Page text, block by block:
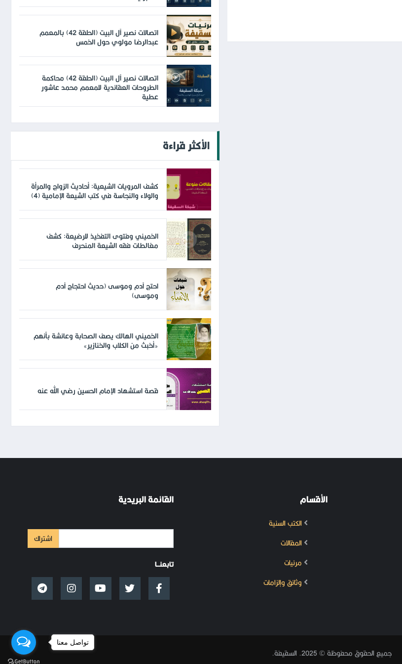
اتصالات نصير آل البيت (الحلقة 42) بالمعمم
عبدالرضا مولوي حول الخمس
اتصالات نصير آل البيت (الحلقة 42) محاكمة
الطروحات العقائدية للمعمم محمد عاشور
عطية
الأكثر قراءة
كشف المرويات الشيعية: أحاديث الزواج والمرأة
والولاء والنجاسة في كتب الشيعة الإمامية (4)
الخميني وفتوى التفخيذ للرضيعة: كشف
مغالطات فقه الشيعة المنحرف
احتج آدم وموسى (حديث احتجاج آدم
وموسى)
الخميني الهالك يصف الصحابة وعائشة بأنهم
«أخبث من الكلاب والخنازير»
قصة استشهاد الإمام الحسين رضي الله عنه
الأقسام
الكتب السنية
المقالات
مرئيات
وثائق وإلزامات
القائمة البريدية
اشتراك
تابعنــا
جميع الحقوق محفوظة © 2025. السقيفة.
تواصل معنا